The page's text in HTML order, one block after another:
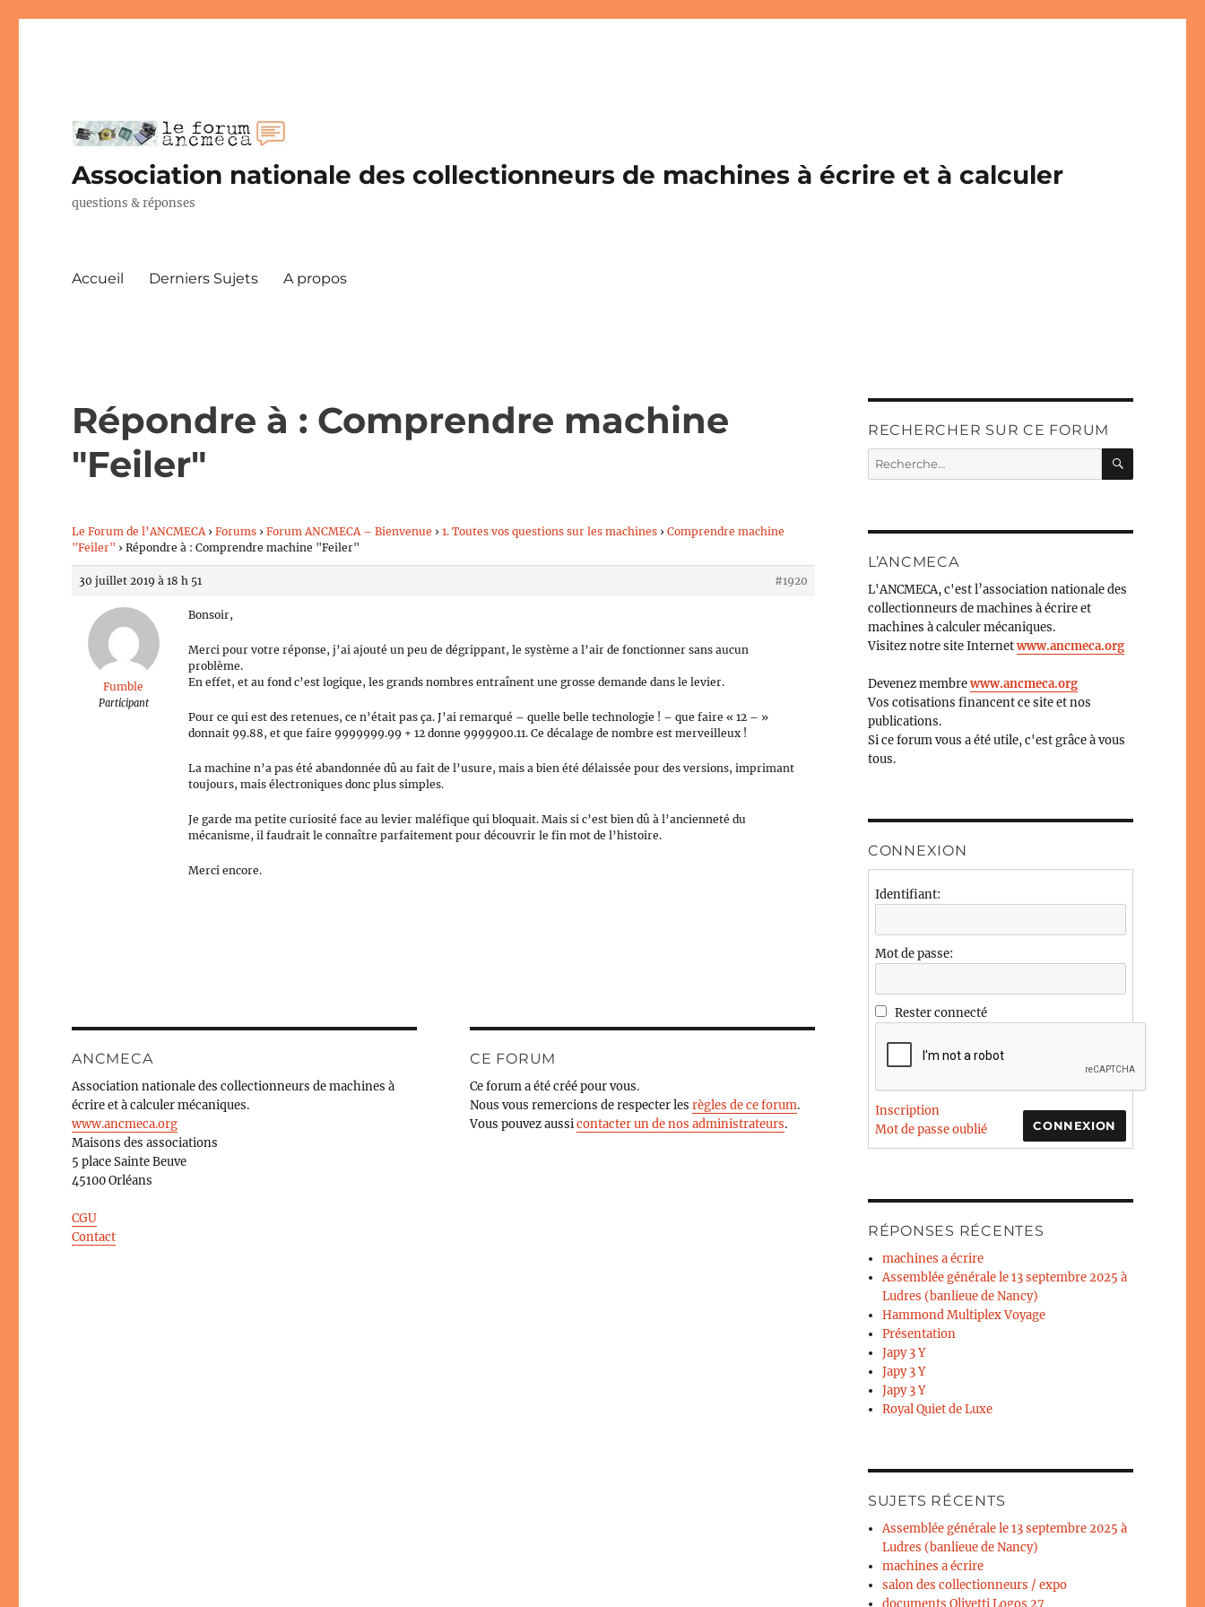
Association nationale des collectionneurs de machines à écrire et à calculer
questions & réponses
Accueil Derniers Sujets A propos
Répondre à : Comprendre machine
"Feiler"
Le Forum de l’ANCMECA › Forums › Forum ANCMECA – Bienvenue › 1. Toutes vos questions sur les machines › Comprendre machine
"Feiler" › Répondre à : Comprendre machine "Feiler"
30 juillet 2019 à 18 h 51 #1920
Fumble
Participant
Bonsoir,
Merci pour votre réponse, j’ai ajouté un peu de dégrippant, le système a l’air de fonctionner sans aucun
problème.
En effet, et au fond c’est logique, les grands nombres entraînent une grosse demande dans le levier.
Pour ce qui est des retenues, ce n’était pas ça. J’ai remarqué – quelle belle technologie ! – que faire « 12 – »
donnait 99.88, et que faire 9999999.99 + 12 donne 9999900.11. Ce décalage de nombre est merveilleux !
La machine n’a pas été abandonnée dû au fait de l’usure, mais a bien été délaissée pour des versions, imprimant
toujours, mais électroniques donc plus simples.
Je garde ma petite curiosité face au levier maléfique qui bloquait. Mais si c’est bien dû à l’ancienneté du
mécanisme, il faudrait le connaître parfaitement pour découvrir le fin mot de l’histoire.
Merci encore.
ANCMECA
Association nationale des collectionneurs de machines à
écrire et à calculer mécaniques.
www.ancmeca.org
Maisons des associations
5 place Sainte Beuve
45100 Orléans
CGU
Contact
CE FORUM
Ce forum a été créé pour vous.
Nous vous remercions de respecter lesrègles de ce forum.
Vous pouvez aussicontacter un de nos administrateurs.
RECHERCHER SUR CE FORUM
Recherche
pour :
L’ANCMECA
L'ANCMECA, c'est l’association nationale des
collectionneurs de machines à écrire et
machines à calculer mécaniques.
Visitez notre site Internetwww.ancmeca.org
Devenez membrewww.ancmeca.org
Vos cotisations financent ce site et nos
publications.
Si ce forum vous a été utile, c'est grâce à vous
tous.
CONNEXION
Identifiant:
Mot de passe:
Rester connecté
CONNEXION
Inscription
Mot de passe oublié
RÉPONSES RÉCENTES
machines a écrire
Assemblée générale le 13 septembre 2025 à
Ludres (banlieue de Nancy)
Hammond Multiplex Voyage
Présentation
Japy 3 Y
Japy 3 Y
Japy 3 Y
Royal Quiet de Luxe
SUJETS RÉCENTS
Assemblée générale le 13 septembre 2025 à
Ludres (banlieue de Nancy)
machines a écrire
salon des collectionneurs / expo
documents Olivetti Logos 27